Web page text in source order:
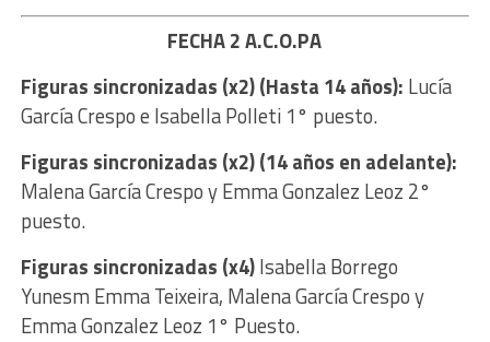
FECHA 2 A.C.O.PA
Figuras sincronizadas (x2)(Hasta 14 años): Lucía
García Crespo e Isabella Polleti 1° puesto.
Figuras sincronizadas (x2) (14 años en adelante):
Malena García Crespo y Emma Gonzalez Leoz 2°
puesto.
Figuras sincronizadas (x4)Isabella Borrego
Yunesm Emma Teixeira, Malena García Crespo y
Emma Gonzalez Leoz 1° Puesto.